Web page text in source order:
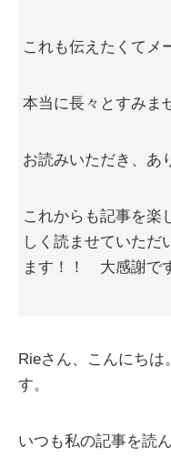
これも伝えたくてメ
本当に長々とすみま
お読みいただき、あ
これからも記事を楽
しく読ませていただ
ます！！ 大感謝で
Rieさん、こんにちは
す。
いつも私の記事を読